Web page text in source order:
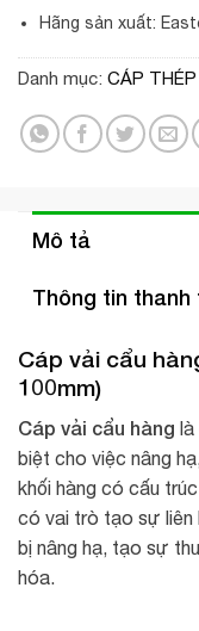
Hãng sản xuất:
Danh mục: CÁP
Mô tả
Thông tin thanh
Cáp vải cẩu
100mm)
Cáp vải cẩu hàng là
biệt cho việc nâng
khối hàng có cấu
có vai trò tạo sự liên
bị nâng hạ, tạo sự
hóa.